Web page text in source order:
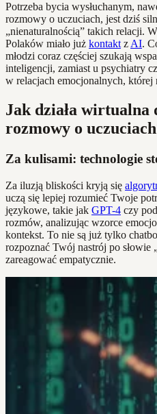
Potrzeba bycia wysłuchanym,
rozmowy o uczuciach, jest dziś
„nienaturalnością” takich relacji.
Polaków miało już kontakt z AI.
młodzi coraz częściej szukają
inteligencji, zamiast u psychiatry
w relacjach emocjonalnych, której
Jak działa wirtualna
rozmowy o
Za kulisami: technologie
Za iluzją bliskości kryją się
uczą się lepiej rozumieć Twoje
językowe, takie jak GPT-4 czy
rozmów, analizując wzorce
kontekst. To nie są już tylko
rozpoznać Twój nastrój po słowie
zareagować empatycznie.